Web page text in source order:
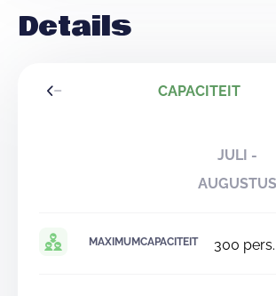
Details
CAPACITEIT
JULI -
AUGUSTUS
MAXIMUMCAPACITEIT 300 pers.